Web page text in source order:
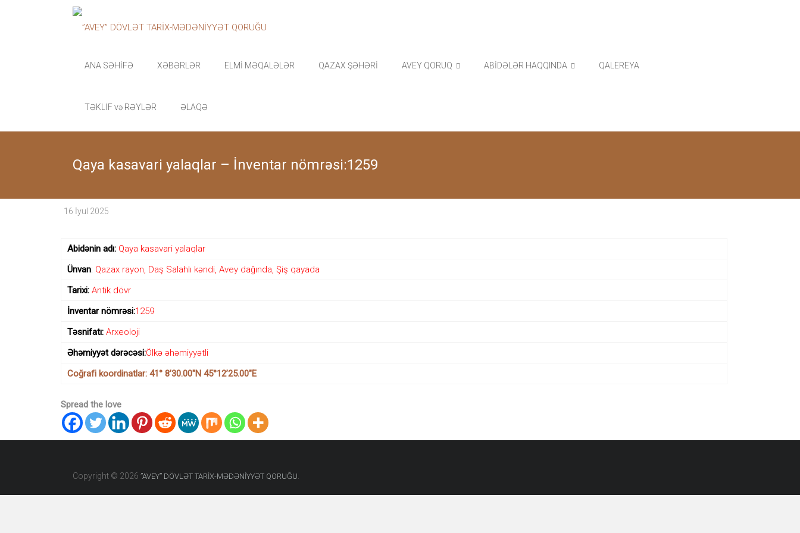
”AVEY”
TARİX-
MƏDƏNİYYƏT
QORUĞU
Dövlət
Tarix-
tarixi
arxeoloji
diyarı
ən
qədim
dövrünün
olan
məbədinin
adlandırılıb.
ANA SƏHİFƏ XƏBƏRLƏR ELMİ MƏQALƏLƏR QAZAX ŞƏHƏRİ AVEY QORUQ ABİDƏLƏR HAQQINDA QALEREYA
TƏKLİF və RƏYLƏR ƏLAQƏ
Qaya kasavari yalaqlar – İnventar nömrəsi:1259
16 İyul 2025
Abidənin adı: Qaya kasavari yalaqlar
Ünvan: Qazax rayon, Daş Salahlı kəndi, Avey dağında, Şiş qayada
Tarixi: Antik dövr
İnventar nömrəsi:1259
Təsnifatı: Arxeoloji
Əhəmiyyət dərəcəsi:Ölkə əhəmiyyətli
Coğrafi koordinatlar: 41° 8’30.00″N 45°12’25.00″E
Spread the love
Copyright © 2026 ”AVEY” DÖVLƏT TARİX-MƏDƏNİYYƏT QORUĞU